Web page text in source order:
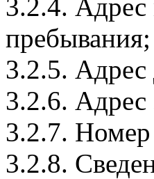
3.2.4. Адрес
пребывания;
3.2.5. Адрес
3.2.6. Адрес
3.2.7. Номер
3.2.8.